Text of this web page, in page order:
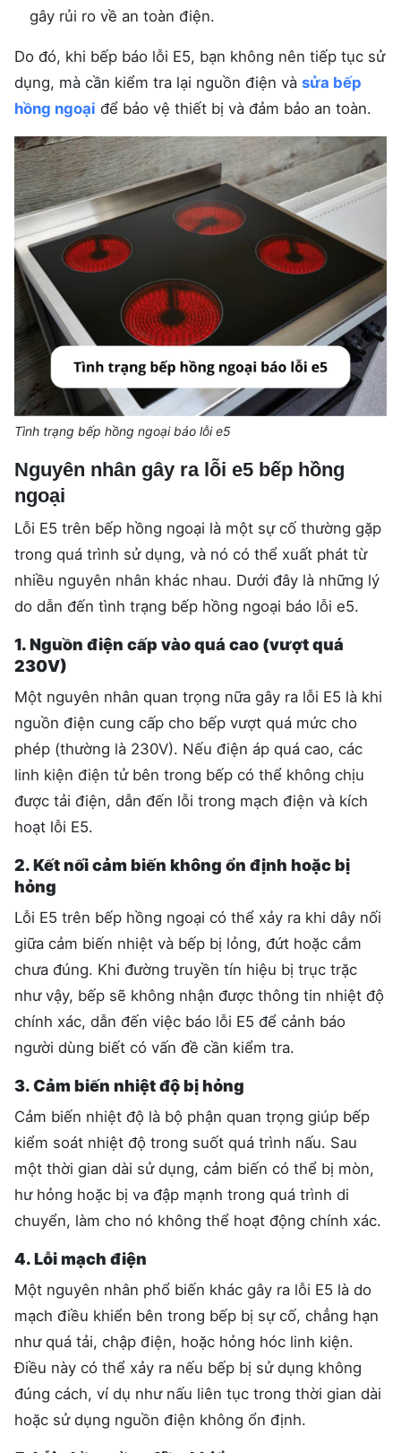
gây rủi ro về an toàn điện.
Do đó, khi bếp báo lỗi E5, bạn không nên tiếp tục sử
dụng, mà cần kiểm tra lại nguồn điện và sửa bếp
hồng ngoại để bảo vệ thiết bị và đảm bảo an toàn.
Tình trạng bếp hồng ngoại báo lỗi e5
Nguyên nhân gây ra lỗi e5 bếp hồng
ngoại
Lỗi E5 trên bếp hồng ngoại là một sự cố thường gặp
trong quá trình sử dụng, và nó có thể xuất phát từ
nhiều nguyên nhân khác nhau. Dưới đây là những lý
do dẫn đến tình trạng bếp hồng ngoại báo lỗi e5.
1. Nguồn điện cấp vào quá cao (vượt quá
230V)
Một nguyên nhân quan trọng nữa gây ra lỗi E5 là khi
nguồn điện cung cấp cho bếp vượt quá mức cho
phép (thường là 230V). Nếu điện áp quá cao, các
linh kiện điện tử bên trong bếp có thể không chịu
được tải điện, dẫn đến lỗi trong mạch điện và kích
hoạt lỗi E5.
2. Kết nối cảm biến không ổn định hoặc bị
hỏng
Lỗi E5 trên bếp hồng ngoại có thể xảy ra khi dây nối
giữa cảm biến nhiệt và bếp bị lỏng, đứt hoặc cắm
chưa đúng. Khi đường truyền tín hiệu bị trục trặc
như vậy, bếp sẽ không nhận được thông tin nhiệt độ
chính xác, dẫn đến việc báo lỗi E5 để cảnh báo
người dùng biết có vấn đề cần kiểm tra.
3. Cảm biến nhiệt độ bị hỏng
Cảm biến nhiệt độ là bộ phận quan trọng giúp bếp
kiểm soát nhiệt độ trong suốt quá trình nấu. Sau
một thời gian dài sử dụng, cảm biến có thể bị mòn,
hư hỏng hoặc bị va đập mạnh trong quá trình di
chuyển, làm cho nó không thể hoạt động chính xác.
4. Lỗi mạch điện
Một nguyên nhân phổ biến khác gây ra lỗi E5 là do
mạch điều khiển bên trong bếp bị sự cố, chẳng hạn
như quá tải, chập điện, hoặc hỏng hóc linh kiện.
Điều này có thể xảy ra nếu bếp bị sử dụng không
đúng cách, ví dụ như nấu liên tục trong thời gian dài
hoặc sử dụng nguồn điện không ổn định.